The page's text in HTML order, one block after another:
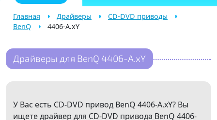
Главная Драйверы
CD-DVD приводы
BenQ
4406-A.xY
Драйверы для BenQ 4406-A.xY
У Вас есть CD-DVD привод BenQ 4406-A.xY? Вы
ищете драйвер для CD-DVD привода BenQ 4406-